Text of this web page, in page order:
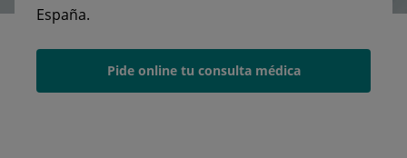
España.
Pide online tu consulta médica